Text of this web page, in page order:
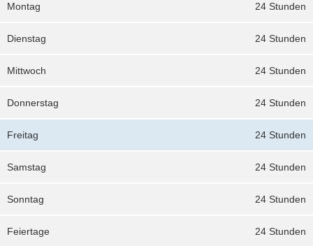
24 Stunden
Montag
24 Stunden
Dienstag
24 Stunden
Mittwoch
24 Stunden
Donnerstag
24 Stunden
Freitag
24 Stunden
Samstag
24 Stunden
Sonntag
24 Stunden
Feiertage